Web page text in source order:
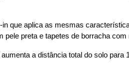
que aplica as mesmas
preta e tapetes de borracha
a distância total do solo